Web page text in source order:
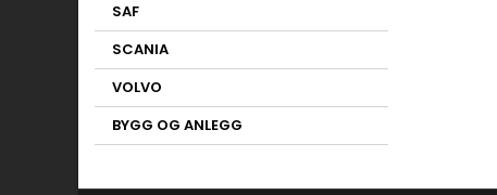
SAF
SCANIA
VOLVO
BYGG OG ANLEGG